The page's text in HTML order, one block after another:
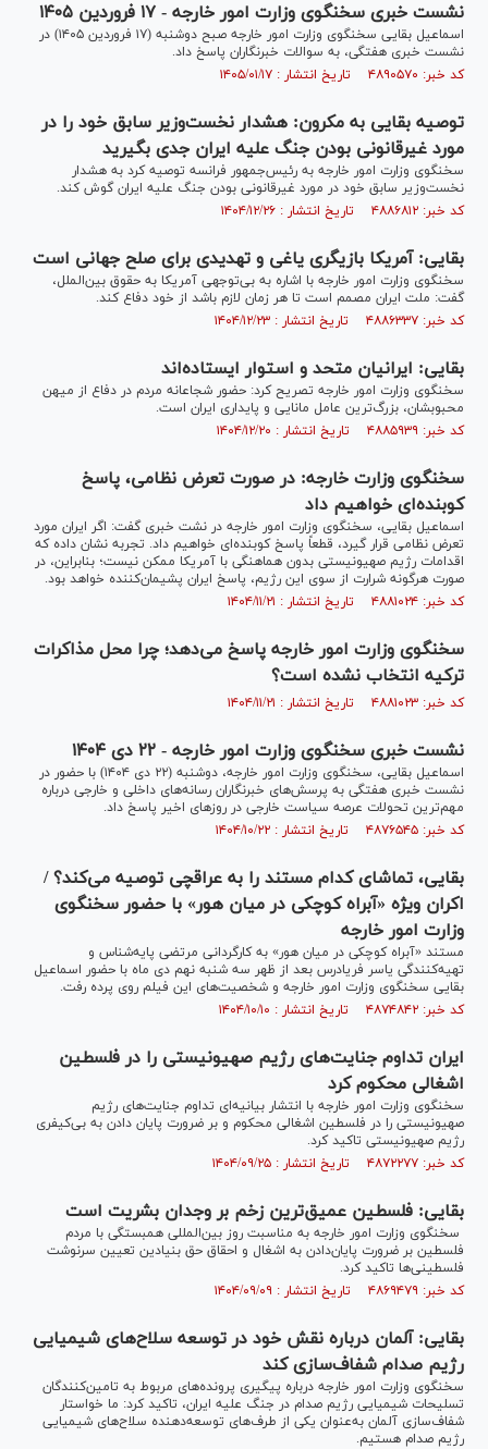
نشست خبری سخنگوی وزارت امور خارجه - ۱۷ فروردین ۱۴۰۵
اسماعیل بقایی سخنگوی وزارت امور خارجه صبح دوشنبه (۱۷ فروردین ۱۴۰۵) در
نشست خبری هفتگی، به سوالات خبرنگاران پاسخ داد.
کد خبر: ۴۸۹۰۵۷۰ تاریخ انتشار : ۱۴۰۵/۰۱/۱۷
توصیه بقایی به مکرون: هشدار نخست‌وزیر سابق خود را در
مورد غیرقانونی بودن جنگ علیه ایران جدی بگیرید
سخنگوی وزارت امور خارجه به رئیس‌جمهور فرانسه توصیه کرد به هشدار
نخست‌وزیر سابق خود در مورد غیرقانونی بودن جنگ علیه ایران گوش کند.
کد خبر: ۴۸۸۶۸۱۲ تاریخ انتشار : ۱۴۰۴/۱۲/۲۶
بقایی: آمریکا بازیگری یاغی و تهدیدی برای صلح جهانی است
سخنگوی وزارت امور خارجه با اشاره به بی‌توجهی آمریکا به حقوق بین‌الملل،
گفت: ملت ایران مصمم است تا هر زمان لازم باشد از خود دفاع کند.
کد خبر: ۴۸۸۶۳۳۷ تاریخ انتشار : ۱۴۰۴/۱۲/۲۳
بقایی: ایرانیان متحد و استوار ایستاده‌اند
سخنگوی وزارت امور خارجه تصریح کرد: حضور شجاعانه مردم در دفاع از میهن
محبوبشان، بزرگ‌ترین عامل مانایی و پایداری ایران است.
کد خبر: ۴۸۸۵۹۳۹ تاریخ انتشار : ۱۴۰۴/۱۲/۲۰
سخنگوی وزارت خارجه: در صورت تعرض نظامی، پاسخ
کوبنده‌ای خواهیم داد
اسماعیل بقایی، سخنگوی وزارت امور خارجه در نشت خبری گفت: اگر ایران مورد
تعرض نظامی قرار گیرد، قطعاً پاسخ کوبنده‌ای خواهیم داد. تجربه نشان داده که
اقدامات رژیم صهیونیستی بدون هماهنگی با آمریکا ممکن نیست؛ بنابراین، در
صورت هرگونه شرارت از سوی این رژیم، پاسخ ایران پشیمان‌کننده خواهد بود.
کد خبر: ۴۸۸۱۰۲۴ تاریخ انتشار : ۱۴۰۴/۱۱/۲۱
سخنگوی وزارت امور خارجه پاسخ می‌دهد؛ چرا محل مذاکرات
ترکیه انتخاب نشده است؟
کد خبر: ۴۸۸۱۰۲۳ تاریخ انتشار : ۱۴۰۴/۱۱/۲۱
نشست خبری سخنگوی وزارت امور خارجه - ۲۲ دی ۱۴۰۴
اسماعیل بقایی، سخنگوی وزارت امور خارجه، دوشنبه (۲۲ دی ۱۴۰۴) با حضور در
نشست خبری هفتگی به پرسش‌های خبرنگاران رسانه‌های داخلی و خارجی درباره
مهم‌ترین تحولات عرصه سیاست خارجی در روز‌های اخیر پاسخ داد.
کد خبر: ۴۸۷۶۵۴۵ تاریخ انتشار : ۱۴۰۴/۱۰/۲۲
بقایی، تماشای کدام مستند را به عراقچی توصیه می‌کند؟ /
اکران ویژه «آبراه کوچکی در میان هور» با حضور سخنگوی
وزارت امور خارجه
مستند «آبراه کوچکی در میان هور» به کارگردانی مرتضی پایه‌شناس و
تهیه‌کنندگی یاسر فریادرس بعد از ظهر سه شنبه نهم دی ماه با حضور اسماعیل
بقایی سخنگوی وزارت امور خارجه و شخصیت‌های این فیلم روی پرده رفت.
کد خبر: ۴۸۷۴۸۴۲ تاریخ انتشار : ۱۴۰۴/۱۰/۱۰
ایران تداوم جنایت‌های رژیم صهیونیستی را در فلسطین
اشغالی محکوم کرد
سخنگوی وزارت امور خارجه با انتشار بیانیه‌ای تداوم جنایت‌های رژیم
صهیونیستی را در فلسطین اشغالی محکوم و بر ضرورت پایان دادن به بی‌کیفری
رژیم صهیونیستی تاکید کرد.
کد خبر: ۴۸۷۲۲۷۷ تاریخ انتشار : ۱۴۰۴/۰۹/۲۵
بقایی: فلسطین عمیق‌ترین زخم بر وجدان بشریت است
سخنگوی وزارت امور خارجه به مناسبت روز بین‌المللی همبستگی با مردم
فلسطین بر ضرورت پایان‌دادن به اشغال و احقاق حق بنیادین تعیین سرنوشت
فلسطینی‌ها تاکید کرد.
کد خبر: ۴۸۶۹۴۷۹ تاریخ انتشار : ۱۴۰۴/۰۹/۰۹
بقایی: آلمان درباره نقش خود در توسعه سلاح‌های شیمیایی
رژیم صدام شفاف‌سازی کند
سخنگوی وزارت امور خارجه درباره پیگیری پرونده‌های مربوط به تامین‌کنندگان
تسلیحات شیمیایی رژیم صدام در جنگ علیه ایران، تاکید کرد: ما خواستار
شفاف‌سازی آلمان به‌عنوان یکی از طرف‌های توسعه‌دهنده سلاح‌های شیمیایی
رژیم صدام هستیم.